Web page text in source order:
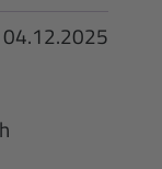
04.12.2025